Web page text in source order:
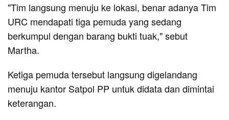
"Tim langsung menuju ke lokasi, benar adanya Tim
URC mendapati tiga pemuda yang sedang
berkumpul dengan barang bukti tuak," sebut
Martha.
Ketiga pemuda tersebut langsung digelandang
menuju kantor Satpol PP untuk didata dan dimintai
keterangan.